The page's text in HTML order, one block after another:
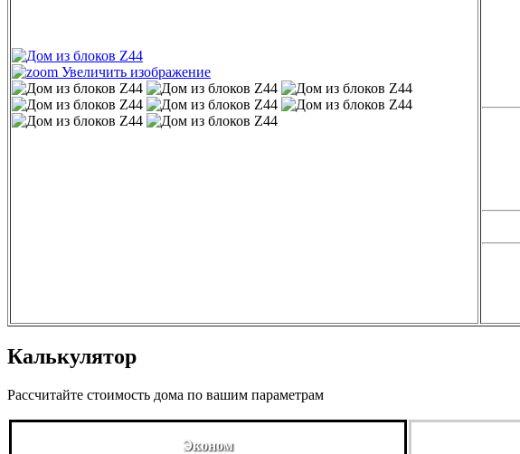
Увеличить изображение
Калькулятор
Рассчитайте стоимость дома по вашим параметрам
Эконом